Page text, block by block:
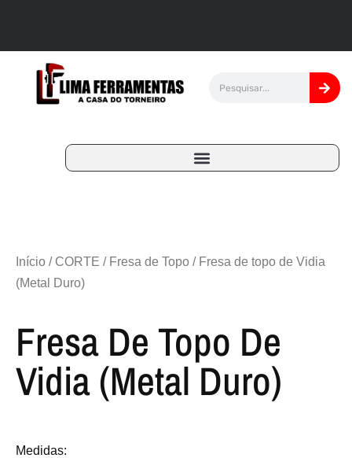
Início / CORTE / Fresa de Topo / Fresa de topo de Vidia
(Metal Duro)
Fresa De Topo De
Vidia (Metal Duro)
Medidas: